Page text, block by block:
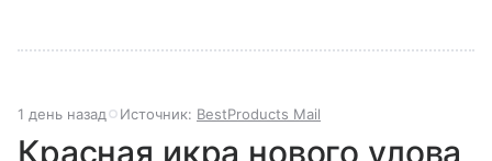
1 день назад Источник: BestProducts Mail
Красная икра нового улова